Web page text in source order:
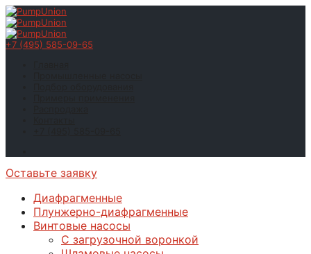
+7 (495) 585-09-65
Оставьте заявку
Диафрагменные
Плунжерно-диафрагменные
Винтовые насосы
С загрузочной воронкой